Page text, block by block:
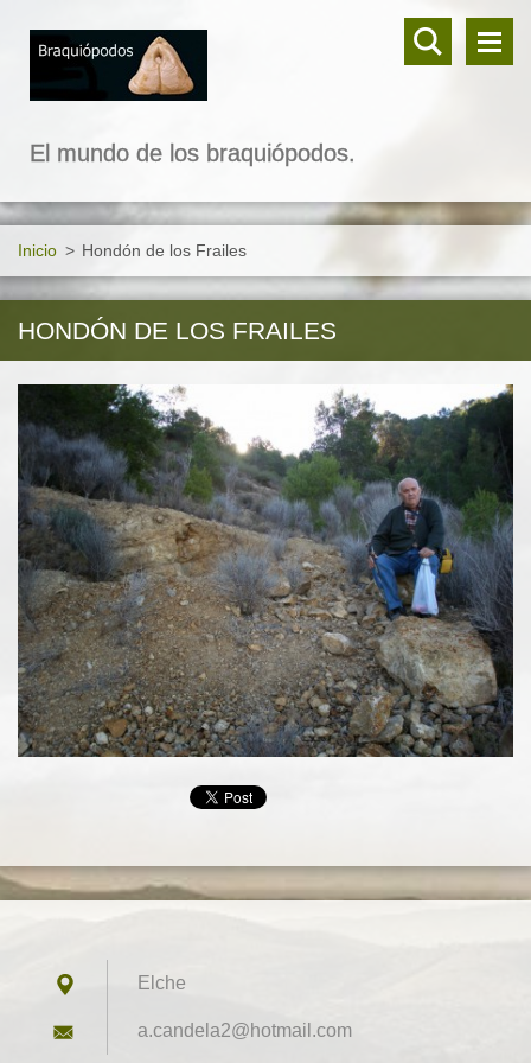
El mundo de los braquiópodos.
Inicio > Hondón de los Frailes
HONDÓN DE LOS FRAILES
Elche
a.candel a2@hotmail.com